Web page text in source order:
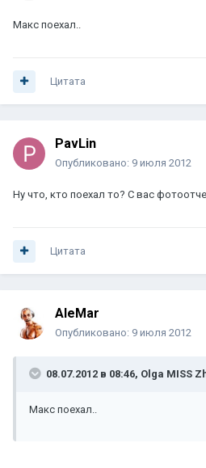
Макс поехал..
Цитата
PavLin
Опубликовано: 9 июля 2012
Ну что, кто поехал то? С вас
Цитата
AleMar
Опубликовано: 9 июля 2012
08.07.2012 в 08:46, Olga MISS
Макс поехал..